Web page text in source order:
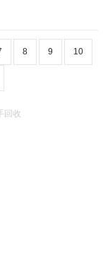
8 9 10
回收